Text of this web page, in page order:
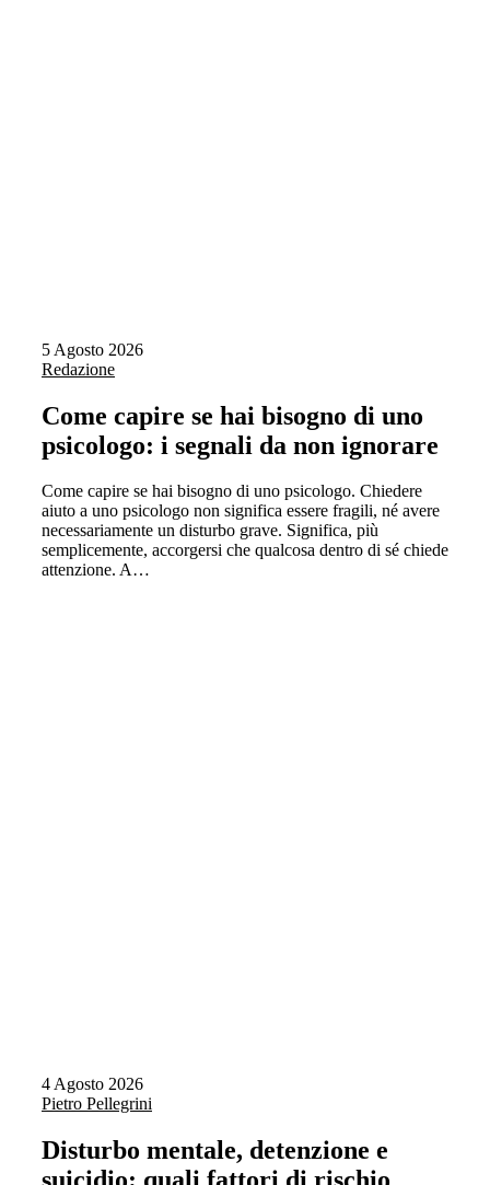
5 Agosto 2026
Redazione
Come capire se hai bisogno di uno
psicologo: i segnali da non ignorare
Come capire se hai bisogno di uno psicologo. Chiedere
aiuto a uno psicologo non significa essere fragili, né avere
necessariamente un disturbo grave. Significa, più
semplicemente, accorgersi che qualcosa dentro di sé chiede
attenzione. A…
4 Agosto 2026
Pietro Pellegrini
Disturbo mentale, detenzione e